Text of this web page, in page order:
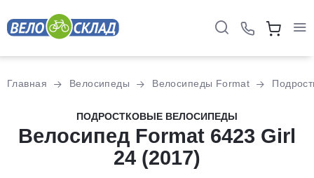
Главная Велосипеды Велосипеды Format
ПОДРОСТКОВЫЕ ВЕЛОСИПЕДЫ
Велосипед Format 6423 Girl
24 (2017)
Разбейте
оплатуна части
без переплат